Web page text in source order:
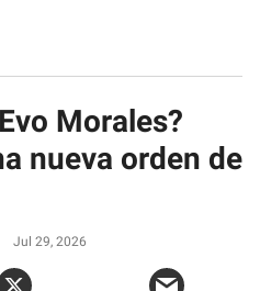
Morales?
nueva orden de
Jul 29, 2026